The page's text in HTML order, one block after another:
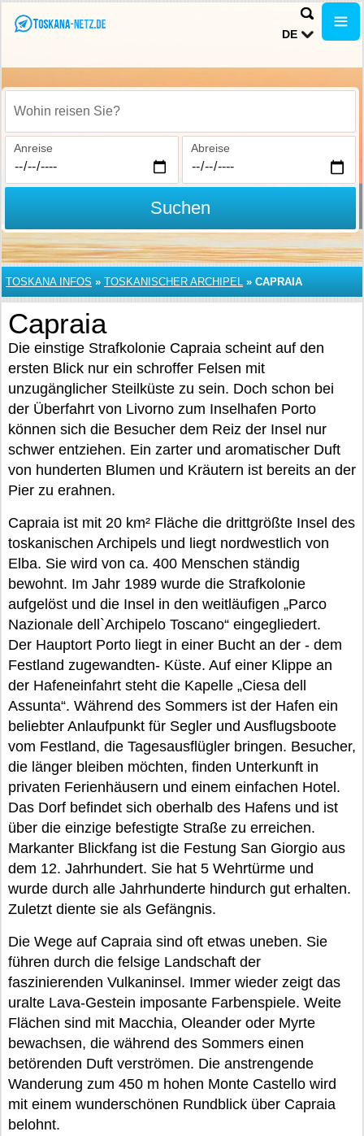
DE
Wohin reisen Sie?
Anreise Abreise
Suchen
TOSKANA INFOS » TOSKANISCHER ARCHIPEL » CAPRAIA
Capraia
Die einstige Strafkolonie Capraia scheint auf den
ersten Blick nur ein schroffer Felsen mit
unzugänglicher Steilküste zu sein. Doch schon bei
der Überfahrt von Livorno zum Inselhafen Porto
können sich die Besucher dem Reiz der Insel nur
schwer entziehen. Ein zarter und aromatischer Duft
von hunderten Blumen und Kräutern ist bereits an der
Pier zu erahnen.
Capraia ist mit 20 km² Fläche die drittgrößte Insel des
toskanischen Archipels und liegt nordwestlich von
Elba. Sie wird von ca. 400 Menschen ständig
bewohnt. Im Jahr 1989 wurde die Strafkolonie
aufgelöst und die Insel in den weitläufigen „Parco
Nazionale dell`Archipelo Toscano“ eingegliedert.
Der Hauptort Porto liegt in einer Bucht an der - dem
Festland zugewandten- Küste. Auf einer Klippe an
der Hafeneinfahrt steht die Kapelle „Ciesa dell
Assunta“. Während des Sommers ist der Hafen ein
beliebter Anlaufpunkt für Segler und Ausflugsboote
vom Festland, die Tagesausflügler bringen. Besucher,
die länger bleiben möchten, finden Unterkunft in
privaten Ferienhäusern und einem einfachen Hotel.
Das Dorf befindet sich oberhalb des Hafens und ist
über die einzige befestigte Straße zu erreichen.
Markanter Blickfang ist die Festung San Giorgio aus
dem 12. Jahrhundert. Sie hat 5 Wehrtürme und
wurde durch alle Jahrhunderte hindurch gut erhalten.
Zuletzt diente sie als Gefängnis.
Die Wege auf Capraia sind oft etwas uneben. Sie
führen durch die felsige Landschaft der
faszinierenden Vulkaninsel. Immer wieder zeigt das
uralte Lava-Gestein imposante Farbenspiele. Weite
Flächen sind mit Macchia, Oleander oder Myrte
bewachsen, die während des Sommers einen
betörenden Duft verströmen. Die anstrengende
Wanderung zum 450 m hohen Monte Castello wird
mit einem wunderschönen Rundblick über Capraia
belohnt.